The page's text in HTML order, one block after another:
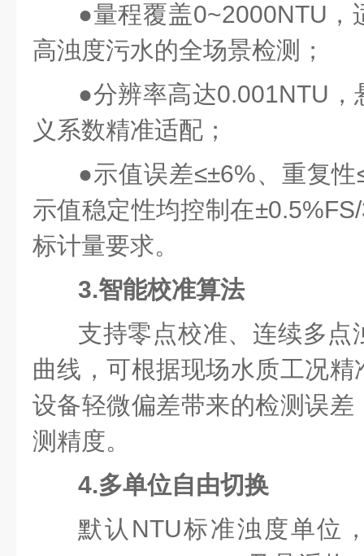
●量程覆盖0~2000NTU，
高浊度污水的全场景检测；
●分辨率高达0.001NTU
义系数精准适配；
●示值误差≤±6%、重复
示值稳定性均控制在
标计量要求。
3.智能校准算法
支持零点校准、连续多点
曲线 ，可根据现场水质工况
设备轻微偏差带来的检测误
测精度。
4.多单位自由切换
默认NTU标准浊度单位